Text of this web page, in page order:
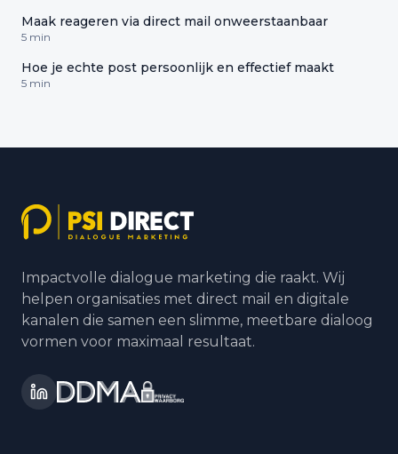
Maak reageren via direct mail onweerstaanbaar
5 min
Hoe je echte post persoonlijk en effectief maakt
5 min
Impactvolle dialogue marketing die raakt. Wij
helpen organisaties met direct mail en digitale
kanalen die samen een slimme, meetbare dialoog
vormen voor maximaal resultaat.